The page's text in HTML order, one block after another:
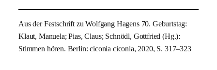
Aus der Festschrift zu Wolfgang Hagens 70. Geburtstag:
Klaut, Manuela; Pias, Claus; Schnödl, Gottfried (Hg.):
Stimmen hören. Berlin: ciconia ciconia, 2020, S. 317–323